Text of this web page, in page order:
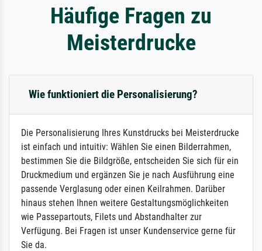
Häufige Fragen zu
Meisterdrucke
Wie funktioniert die Personalisierung?
Die Personalisierung Ihres Kunstdrucks bei Meisterdrucke
ist einfach und intuitiv: Wählen Sie einen Bilderrahmen,
bestimmen Sie die Bildgröße, entscheiden Sie sich für ein
Druckmedium und ergänzen Sie je nach Ausführung eine
passende Verglasung oder einen Keilrahmen. Darüber
hinaus stehen Ihnen weitere Gestaltungsmöglichkeiten
wie Passepartouts, Filets und Abstandhalter zur
Verfügung. Bei Fragen ist unser Kundenservice gerne für
Sie da.